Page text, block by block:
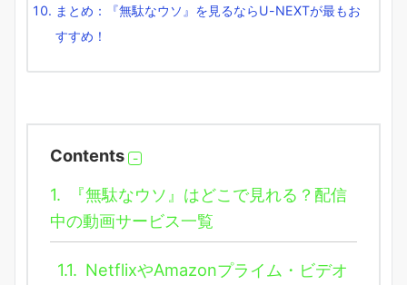
まとめ：『無駄なウソ』を見るならU-NEXTが最もお
すすめ！
Contents
1.
『無駄なウソ』はどこで見れる？配信
中の動画サービス一覧
1.1. NetflixやAmazonプライム・ビデオ